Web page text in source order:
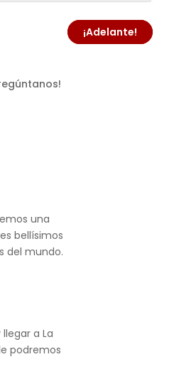
¡Adelante!
una
bellísimos
del mundo.
a La
podremos